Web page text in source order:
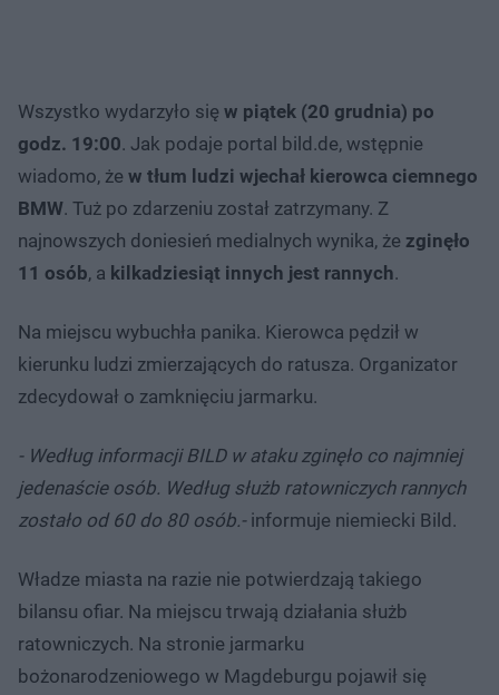
Wszystko wydarzyło się w piątek (20 grudnia) po
godz. 19:00. Jak podaje portal bild.de, wstępnie
wiadomo, że w tłum ludzi wjechał kierowca ciemnego
BMW. Tuż po zdarzeniu został zatrzymany. Z
najnowszych doniesień medialnych wynika, że zginęło
11 osób, a kilkadziesiąt innych jest rannych.
Na miejscu wybuchła panika. Kierowca pędził w
kierunku ludzi zmierzających do ratusza. Organizator
zdecydował o zamknięciu jarmarku.
- Według informacji BILD w ataku zginęło co najmniej
jedenaście osób. Według służb ratowniczych rannych
zostało od 60 do 80 osób.-informuje niemiecki Bild.
Władze miasta na razie nie potwierdzają takiego
bilansu ofiar. Na miejscu trwają działania służb
ratowniczych. Na stronie jarmarku
bożonarodzeniowego w Magdeburgu pojawił się